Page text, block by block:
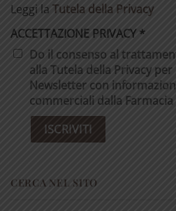
Leggi la Tutela della Privacy
ACCETTAZIONE PRIVACY*
Do il consenso al
alla Tutela della Privacy
Newsletter con
commerciali dalla Farmacia
CERCA NEL SITO